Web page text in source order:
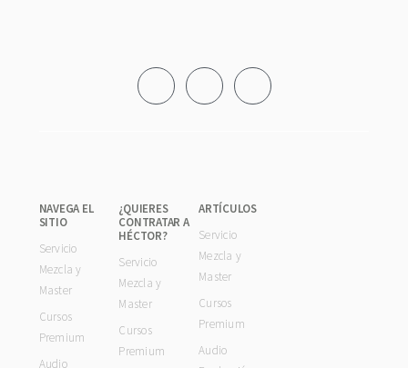
NAVEGA EL
SITIO
Servicio
Mezcla y
Master
Cursos
Premium
Audio
¿QUIERES
CONTRATAR A
HÉCTOR?
Servicio
Mezcla y
Master
Cursos
Premium
ARTÍCULOS
Servicio
Mezcla y
Master
Cursos
Premium
Audio